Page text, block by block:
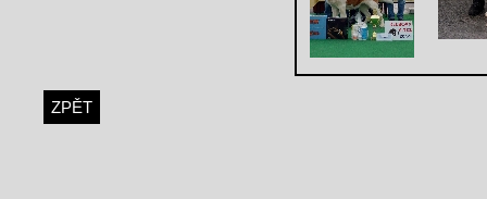
ZPĚT